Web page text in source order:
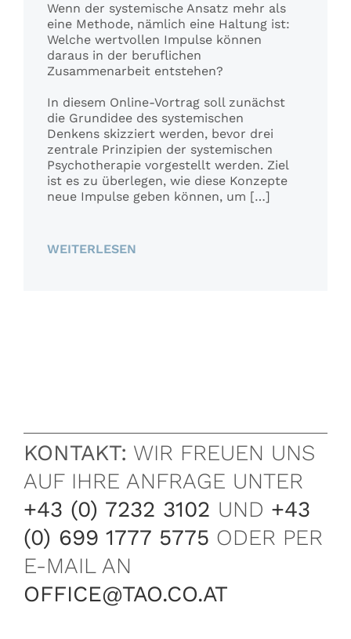
Wenn der systemische Ansatz mehr als
eine Methode, nämlich eine Haltung ist:
Welche wertvollen Impulse können
daraus in der beruflichen
Zusammenarbeit entstehen?
In diesem Online-Vortrag soll zunächst
die Grundidee des systemischen
Denkens skizziert werden, bevor drei
zentrale Prinzipien der systemischen
Psychotherapie vorgestellt werden. Ziel
ist es zu überlegen, wie diese Konzepte
neue Impulse geben können, um […]
WEITERLESEN
KONTAKT: WIR FREUEN UNS
AUF IHRE ANFRAGE UNTER
+43 (0) 7232 3102 UND +43
(0) 699 1777 5775 ODER PER
E-MAIL AN
OFFICE@TAO.CO.AT